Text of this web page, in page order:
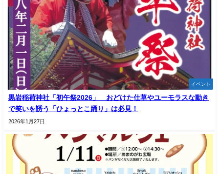
イベント
黒岩稲荷神社「初午祭2026」 おどけた仕草やユーモラスな動き
で笑いを誘う「ひょっとこ踊り」は必見！
2026年1月27日